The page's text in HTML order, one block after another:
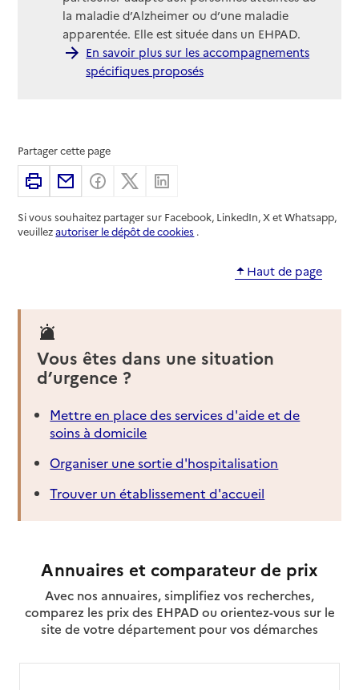
la maladie d’Alzheimer ou d’une maladie
apparentée. Elle est située dans un EHPAD.
En savoir plus sur les accompagnements
spécifiques proposés
Partager cette page
ImprimerPartager par email
Partager sur Facebook
Partager sur X
Si vous souhaitez partager sur Facebook, LinkedIn, X et Whatsapp,
veuillezautoriser le dépôt de cookies .
Haut de page
Vous êtes dans une situation
d’urgence ?
Mettre en place des services d'aide et de
soins à domicile
Organiser une sortie d'hospitalisation
Trouver un établissement d'accueil
Annuaires et comparateur de prix
Avec nos annuaires, simplifiez vos recherches,
comparez les prix des EHPAD ou orientez-vous sur le
site de votre département pour vos démarches